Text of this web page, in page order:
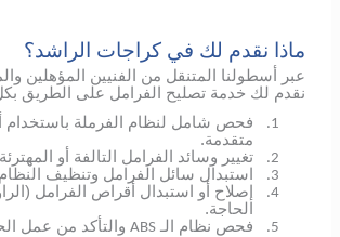
ماذا نقدم لك في كراجات الراشد؟
عبر أسطولنا المتنقل من الفنيين المؤهلين
نقدم لك خدمة تصليح الفرامل على الطريق
1.
فحص شامل لنظام الفرملة
متقدمة.
2. تغيير وسائد الفرامل التالفة أو
3. استبدال سائل الفرامل وتنظيف
4.
إصلاح أو استبدال أقراص الفرامل
الحاجة.
5. فحص نظام الـABS والتأكد من عمل